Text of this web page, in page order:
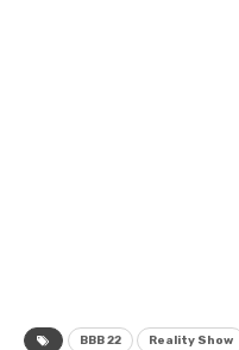
BBB 22 Reality Show